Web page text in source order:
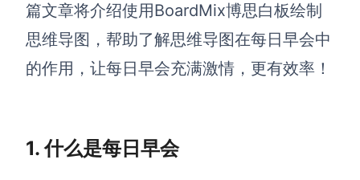
资源与下载
向团队介绍
篇文章将介绍使用BoardMix博思白板绘制
思维导图，帮助了解思维导图在每日早会中
的作用，让每日早会充满激情，更有效率！
1. 什么是每日早会